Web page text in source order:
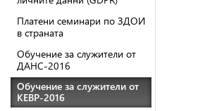
Платени семинари по ЗДОИ
в страната
Обучение за служители от
ДАНС-2016
Обучение за служители от
КЕВР-2016